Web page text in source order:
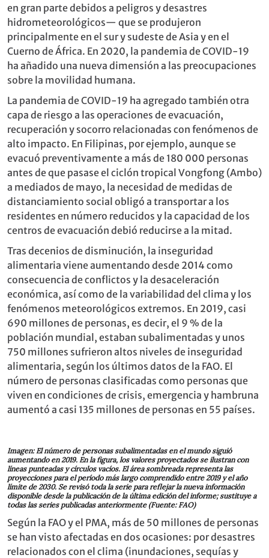
en gran parte debidos a peligros y desastres
hidrometeorológicos— que se produjeron
principalmente en el sur y sudeste de Asia y en el
Cuerno de África. En 2020, la pandemia de COVID-19
ha añadido una nueva dimensión a las preocupaciones
sobre la movilidad humana.
La pandemia de COVID-19 ha agregado también otra
capa de riesgo a las operaciones de evacuación,
recuperación y socorro relacionadas con fenómenos de
alto impacto. En Filipinas, por ejemplo, aunque se
evacuó preventivamente a más de 180 000 personas
antes de que pasase el ciclón tropical Vongfong (Ambo)
a mediados de mayo, la necesidad de medidas de
distanciamiento social obligó a transportar a los
residentes en número reducidos y la capacidad de los
centros de evacuación debió reducirse a la mitad.
Tras decenios de disminución, la inseguridad
alimentaria viene aumentando desde 2014 como
consecuencia de conflictos y la desaceleración
económica, así como de la variabilidad del clima y los
fenómenos meteorológicos extremos. En 2019, casi
690 millones de personas, es decir, el 9 % de la
población mundial, estaban subalimentadas y unos
750 millones sufrieron altos niveles de inseguridad
alimentaria, según los últimos datos de la FAO. El
número de personas clasificadas como personas que
viven en condiciones de crisis, emergencia y hambruna
aumentó a casi 135 millones de personas en 55 países.
Imagen: El número de personas subalimentadas en el mundo siguió
aumentando en 2019. En la figura, los valores proyectados se ilustran con
líneas punteadas y círculos vacíos. El área sombreada representa las
proyecciones para el período más largo comprendido entre 2019 y el año
límite de 2030. Se revisó toda la serie para reflejar la nueva información
disponible desde la publicación de la última edición del informe; sustituye a
todas las series publicadas anteriormente (Fuente: FAO)
Según la FAO y el PMA, más de 50 millones de personas
se han visto afectadas en dos ocasiones: por desastres
relacionados con el clima (inundaciones, sequías y